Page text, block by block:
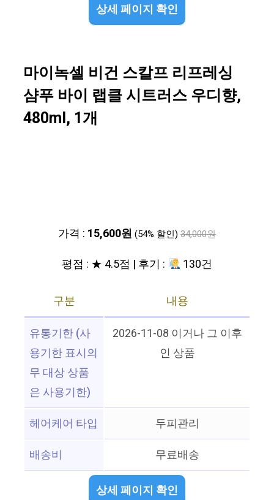
상세 페이지 확인
마이녹셀 비건 스칼프 리프레싱
샴푸 바이 랩클 시트러스 우디향,
480ml, 1개
가격 : 15,600원 (54% 할인) 34,000원
평점 : ★ 4.5점 | 후기 : 130건
구분
내용
유통기한 (사
용기한 표시의
무 대상 상품
은 사용기한)
2026-11-08 이거나 그 이후
인 상품
헤어케어 타입
두피관리
배송비
무료배송
상세 페이지 확인